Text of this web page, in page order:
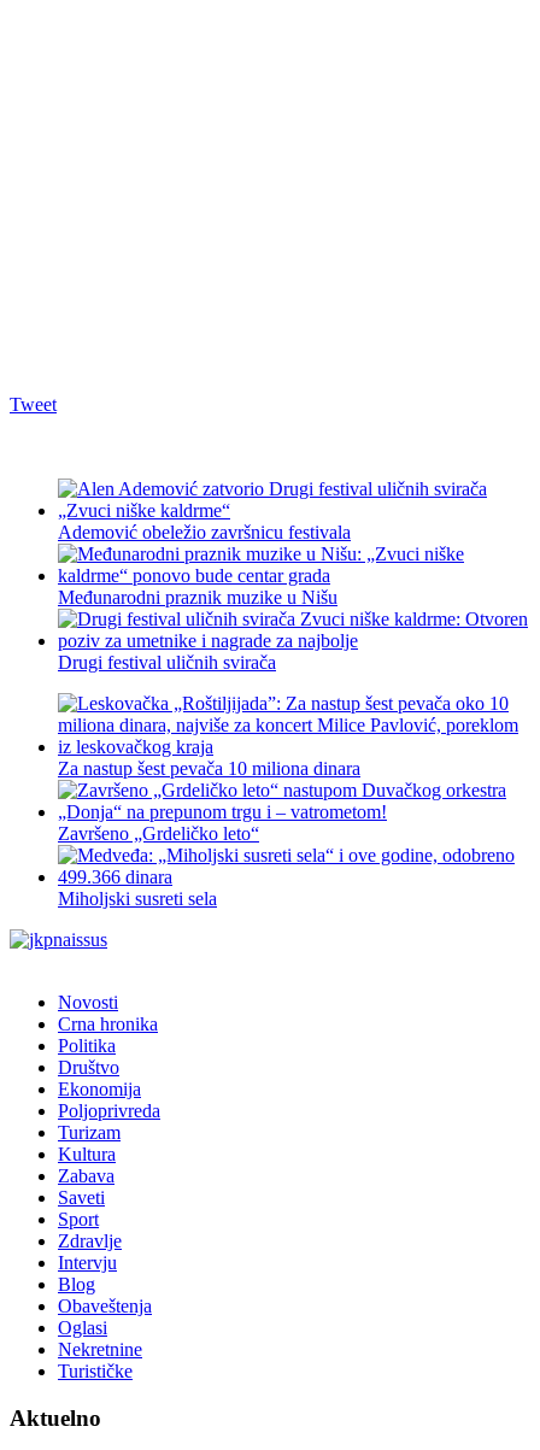
Tweet
Ademović obeležio završnicu festivala
Međunarodni praznik muzike u Nišu
Drugi festival uličnih svirača
Za nastup šest pevača 10 miliona dinara
Završeno „Grdeličko leto“
Miholjski susreti sela
Novosti
Crna hronika
Politika
Društvo
Ekonomija
Poljoprivreda
Turizam
Kultura
Zabava
Saveti
Sport
Zdravlje
Intervju
Blog
Obaveštenja
Oglasi
Nekretnine
Turističke
Aktuelno